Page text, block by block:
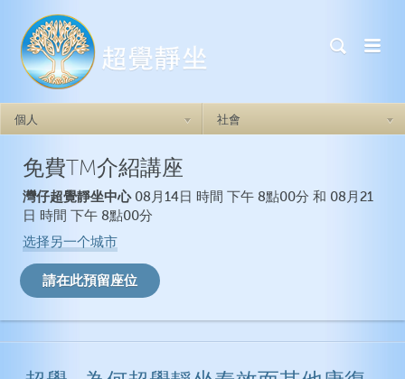
個人
超覺靜坐如何奏效
做自己
自信心
人際關係
焦慮症
社會
免費TM介紹講座
灣仔超覺靜坐中心08月14日 時間 下午 8點00分 和 08月21
日 時間 下午 8點00分
选择另一个城市